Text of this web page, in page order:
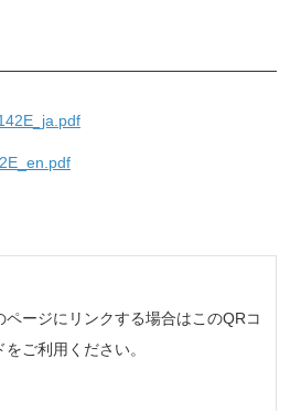
ページにリンクする場合はこのQRコ
をご利用ください。